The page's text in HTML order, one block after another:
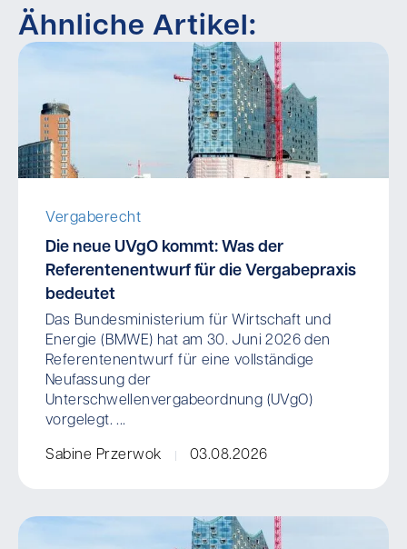
Ähnliche Artikel:
Vergaberecht
Die neue UVgO kommt: Was der
Referentenentwurf für die Vergabepraxis
bedeutet
Das Bundesministerium für Wirtschaft und
Energie (BMWE) hat am 30. Juni 2026 den
Referentenentwurf für eine vollständige
Neufassung der
Unterschwellenvergabeordnung (UVgO)
vorgelegt. ...
Sabine Przerwok 03.08.2026